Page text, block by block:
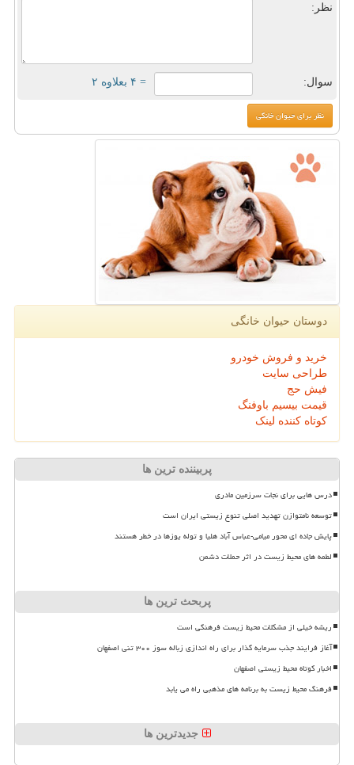
نظر:
سوال: = ۴ بعلاوه ۲
دوستان حیوان خانگی
خرید و فروش خودرو
طراحی سایت
فیش حج
قیمت بیسیم باوفنگ
کوتاه کننده لینک
پربیننده ترین ها
درس هایی برای نجات سرزمین مادری
توسعه نامتوازن تهدید اصلی تنوع زیستی ایران است
پایش جاده ای محور میامی-عباس آباد هلیا و توله یوزها در خطر هستند
لطمه های محیط زیست در اثر حملات دشمن
پربحث ترین ها
ریشه خیلی از مشکلات محیط زیست فرهنگی است
آغاز فرایند جذب سرمایه گذار برای راه اندازی زباله سوز ۳۰۰ تنی اصفهان
اخبار کوتاه محیط زیستی اصفهان
فرهنگ محیط زیست به برنامه های مذهبی راه می یابد
جدیدترین ها